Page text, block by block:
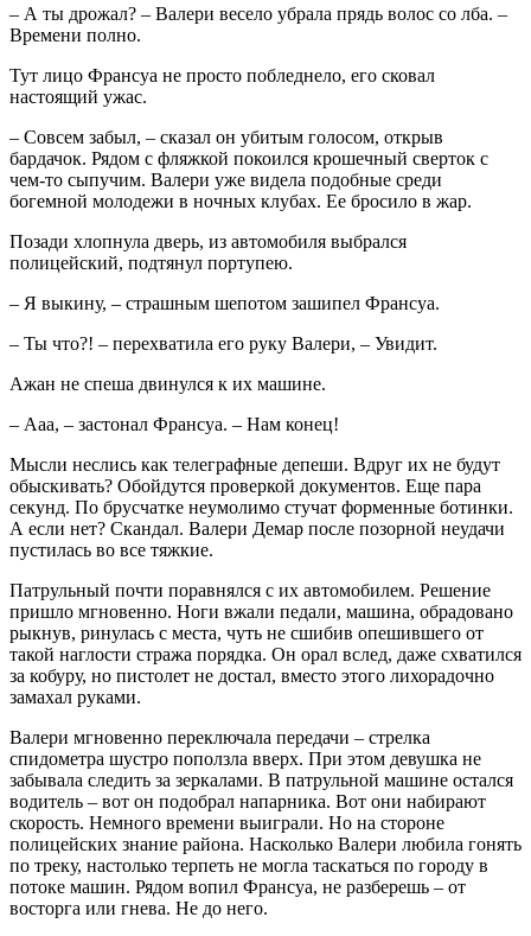
– А ты дрожал? – Валери весело убрала прядь волос со лба. –
Времени полно.
Тут лицо Франсуа не просто побледнело, его сковал
настоящий ужас.
– Совсем забыл, – сказал он убитым голосом, открыв
бардачок. Рядом с фляжкой покоился крошечный сверток с
чем-то сыпучим. Валери уже видела подобные среди
богемной молодежи в ночных клубах. Ее бросило в жар.
Позади хлопнула дверь, из автомобиля выбрался
полицейский, подтянул портупею.
– Я выкину, – страшным шепотом зашипел Франсуа.
– Ты что?! – перехватила его руку Валери, – Увидит.
Ажан не спеша двинулся к их машине.
– Ааа, – застонал Франсуа. – Нам конец!
Мысли неслись как телеграфные депеши. Вдруг их не будут
обыскивать? Обойдутся проверкой документов. Еще пара
секунд. По брусчатке неумолимо стучат форменные ботинки.
А если нет? Скандал. Валери Демар после позорной неудачи
пустилась во все тяжкие.
Патрульный почти поравнялся с их автомобилем. Решение
пришло мгновенно. Ноги вжали педали, машина, обрадовано
рыкнув, ринулась с места, чуть не сшибив опешившего от
такой наглости стража порядка. Он орал вслед, даже схватился
за кобуру, но пистолет не достал, вместо этого лихорадочно
замахал руками.
Валери мгновенно переключала передачи – стрелка
спидометра шустро поползла вверх. При этом девушка не
забывала следить за зеркалами. В патрульной машине остался
водитель – вот он подобрал напарника. Вот они набирают
скорость. Немного времени выиграли. Но на стороне
полицейских знание района. Насколько Валери любила гонять
по треку, настолько терпеть не могла таскаться по городу в
потоке машин. Рядом вопил Франсуа, не разберешь – от
восторга или гнева. Не до него.